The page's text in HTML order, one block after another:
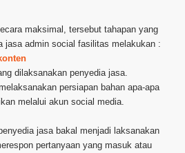
maksimal, tersebut tahapan yang
jasa admin social fasilitas melakukan :
dilaksanakan penyedia jasa.
persiapan bahan apa-apa
melalui akun social media.
jasa bakal menjadi laksanakan
pertanyaan yang masuk atau